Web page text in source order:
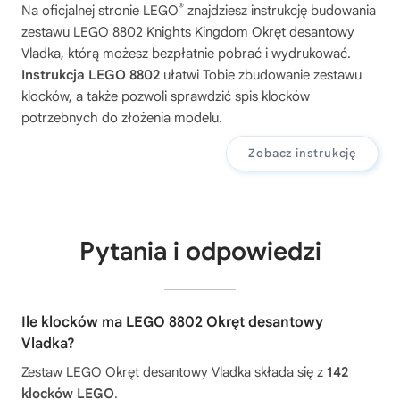
Na oficjalnej stronie LEGO® znajdziesz instrukcję budowania
zestawu LEGO 8802 Knights Kingdom Okręt desantowy
Vladka, którą możesz bezpłatnie pobrać i wydrukować.
Instrukcja LEGO 8802 ułatwi Tobie zbudowanie zestawu
klocków, a także pozwoli sprawdzić spis klocków
potrzebnych do złożenia modelu.
Zobacz instrukcję
Pytania i odpowiedzi
Ile klocków ma LEGO 8802 Okręt desantowy
Vladka?
Zestaw LEGO Okręt desantowy Vladka składa się z 142
klocków LEGO.